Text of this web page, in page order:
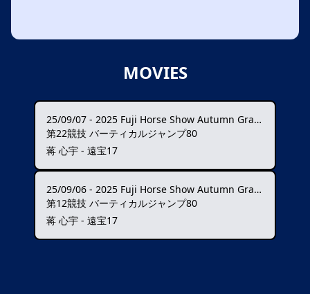
MOVIES
25/09/07 - 2025 Fuji Horse Show Autumn Grand Prix ★★★★
第22競技 バーティカルジャンプ80
蒋 心宇 - 遠宝17
25/09/06 - 2025 Fuji Horse Show Autumn Grand Prix ★★★★
第12競技 バーティカルジャンプ80
蒋 心宇 - 遠宝17